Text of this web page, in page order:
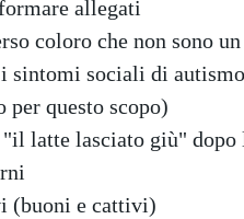
allegati
coloro che non sono
sintomi sociali di autismo
per questo scopo)
latte lasciato giù" dopo
(buoni e cattivi)